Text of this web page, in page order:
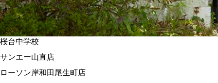
桜台中学校
サンエー山直店
ローソン岸和田尾生町店